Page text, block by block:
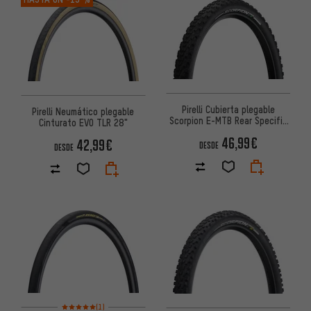
Pirelli Neumático plegable
Cinturato EVO TLR 28"
DESDE 42,99€
Pirelli Cubierta plegable
Scorpion E-MTB Rear Specific
DESDE 46,99€
Valoración media: 5 de 5 basada en 1 reseñas
(1)